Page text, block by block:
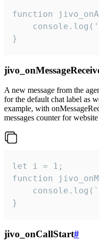
function
}
A new message from the
for the default chat label as
example, with
messages counter for
let i = 1;
function
}
jivo_onCallStart#